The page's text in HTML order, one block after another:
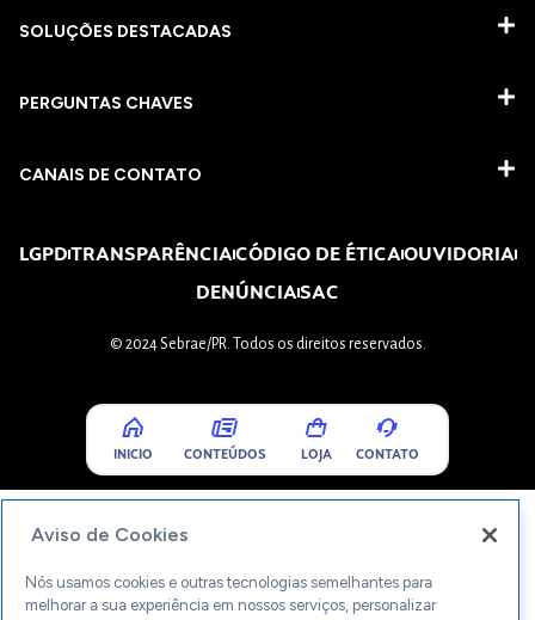
SOLUÇÕES DESTACADAS
PERGUNTAS CHAVES​
CANAIS DE CONTATO
LGPDTRANSPARÊNCIACÓDIGO DE ÉTICAOUVIDORIA
DENÚNCIASAC
© 2024 Sebrae/PR. Todos os direitos reservados.
INICIO CONTEÚDOS LOJA CONTATO
Aviso de Cookies
Nós usamos cookies e outras tecnologias semelhantes para
melhorar a sua experiência em nossos serviços, personalizar